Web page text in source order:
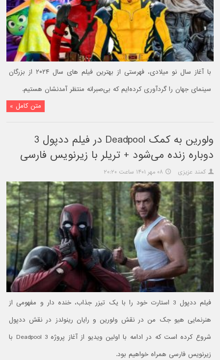
با آغاز سال نو میلادی، فهرستی از بهترین فیلم های سال ۲۰۲۴ از بزرگان
سینمای جهان را گردآوری کرده‌ایم که بی‌صبرانه منتظر آمدنشان هستیم.
متن کامل »
ولورین به کمک Deadpool در فیلم ددپول 3
دوباره زنده می‌شود + تریلر با زیرنویس فارسی
کمند عزیزی ۰۸ مهر ۱۴۰۱ ساعت ۲۰:۲۰
فیلم ددپول 3 استارت خود را با یک تیزر جذاب، خنده دار و مفهومی از
هنرنمایی هیو جک من در نقش ولورین و رایان رینولدز در نقش ددپول
شروع کرده است که در ادامه با اولین ویدیو از آغاز پروژه Deadpool 3 با
زیرنویس فارسی همراه خواهیم بود.